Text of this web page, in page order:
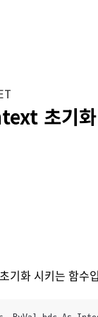
초기화
기화 시키는 함수